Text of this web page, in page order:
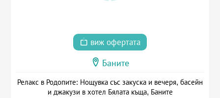
виж офертата
Баните
Релакс в Родопите: Нощувка със закуска и вечеря, басейн
и джакузи в хотел Бялата къща, Баните